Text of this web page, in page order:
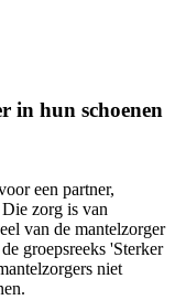
in hun schoenen
een partner,
zorg is van
van de mantelzorger
groepsreeks 'Sterker
niet